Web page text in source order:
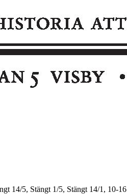
14/5, Stängt 1/5, Stängt 14/1, 10-16